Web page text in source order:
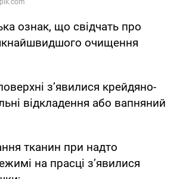
ознак, що свідчать про
очищення
з’явилися крейдяно-
відкладення або вапняний
тканин при надто
на прасці з’явилися